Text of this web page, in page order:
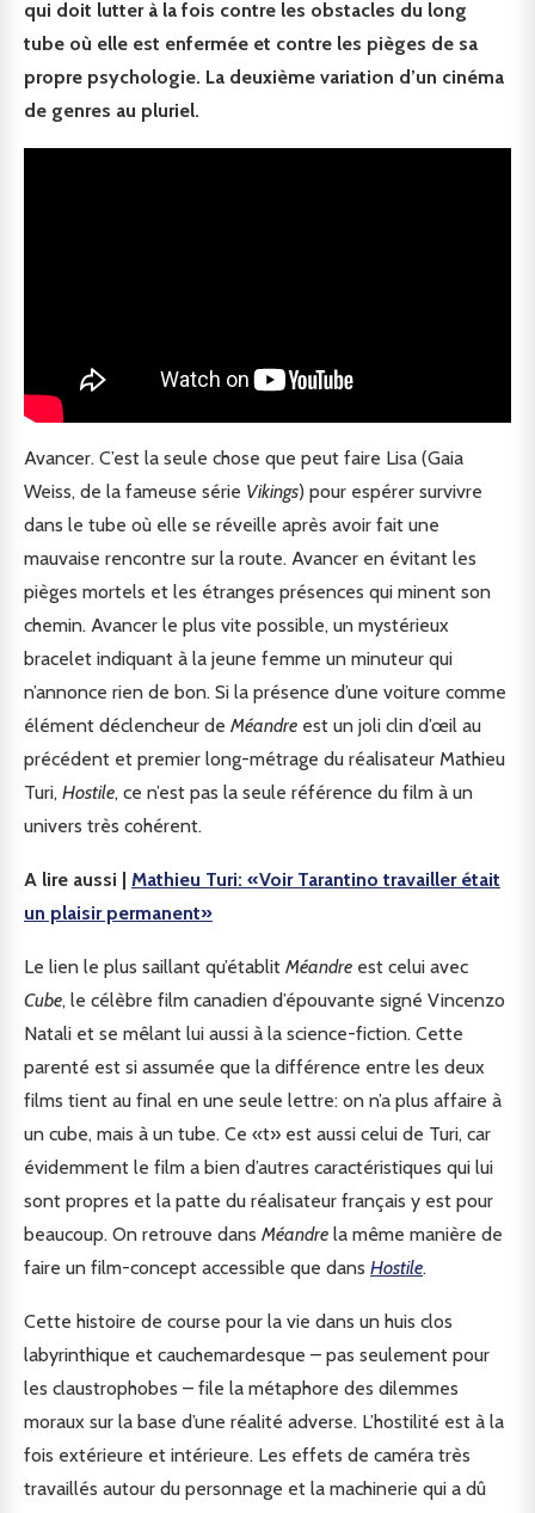
qui doit lutter à la fois contre les obstacles du long
tube où elle est enfermée et contre les pièges de sa
propre psychologie. La deuxième variation d’un cinéma
de genres au pluriel.
Avancer. C’est la seule chose que peut faire Lisa (Gaia
Weiss, de la fameuse série Vikings) pour espérer survivre
dans le tube où elle se réveille après avoir fait une
mauvaise rencontre sur la route. Avancer en évitant les
pièges mortels et les étranges présences qui minent son
chemin. Avancer le plus vite possible, un mystérieux
bracelet indiquant à la jeune femme un minuteur qui
n’annonce rien de bon. Si la présence d’une voiture comme
élément déclencheur de Méandre est un joli clin d’œil au
précédent et premier long-métrage du réalisateur Mathieu
Turi, Hostile, ce n’est pas la seule référence du film à un
univers très cohérent.
A lire aussi | Mathieu Turi: «Voir Tarantino travailler était
un plaisir permanent»
Le lien le plus saillant qu’établit Méandre est celui avec
Cube, le célèbre film canadien d’épouvante signé Vincenzo
Natali et se mêlant lui aussi à la science-fiction. Cette
parenté est si assumée que la différence entre les deux
films tient au final en une seule lettre: on n’a plus affaire à
un cube, mais à un tube. Ce «t» est aussi celui de Turi, car
évidemment le film a bien d’autres caractéristiques qui lui
sont propres et la patte du réalisateur français y est pour
beaucoup. On retrouve dans Méandre la même manière de
faire un film-concept accessible que dans Hostile.
Cette histoire de course pour la vie dans un huis clos
labyrinthique et cauchemardesque – pas seulement pour
les claustrophobes – file la métaphore des dilemmes
moraux sur la base d’une réalité adverse. L’hostilité est à la
fois extérieure et intérieure. Les effets de caméra très
travaillés autour du personnage et la machinerie qui a dû